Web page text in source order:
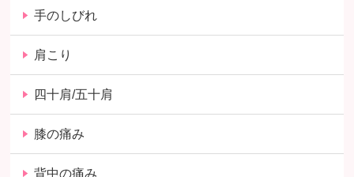
手のしびれ
肩こり
四十肩/五十肩
膝の痛み
背中の痛み